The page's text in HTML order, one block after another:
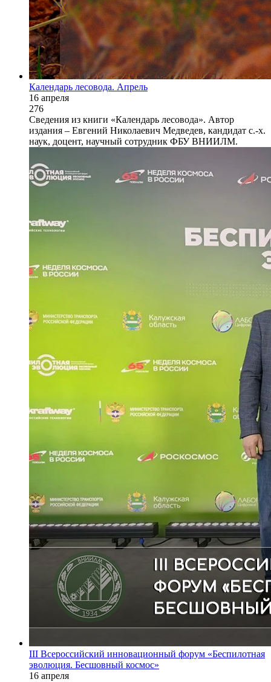
Календарь лесовода. Апрель
16 апреля
276
Сведения из книги «Календарь лесовода». Автор
издания – Евгений Николаевич Медведев, кандидат с.-х.
наук, доцент, научный сотрудник ФБУ ВНИИЛМ.
III Всероссийский инновационный форум «Беспилотная
эволюция. Бесшовный космос»
16 апреля